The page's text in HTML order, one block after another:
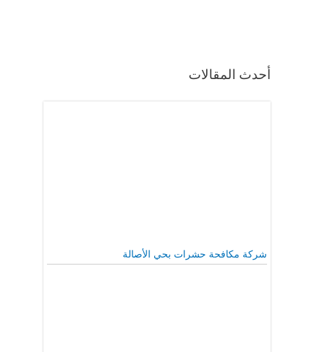
أحدث المقالات
شركة مكافحة حشرات بحي الأصالة